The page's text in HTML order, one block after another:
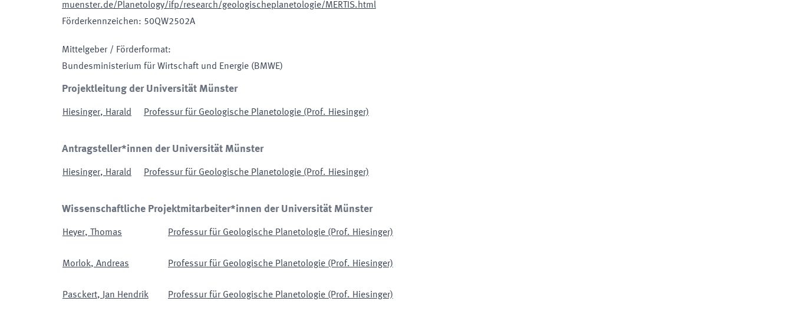
muenster.de/Planetology/ifp/research/geologischeplanetologie/MERTIS.html
Förderkennzeichen: 50QW2502A
Mittelgeber / Förderformat:
Bundesministerium für Wirtschaft und Energie (BMWE)
Projektleitung der Universität Münster
Hiesinger, Harald Professur für Geologische Planetologie (Prof. Hiesinger)
Antragsteller*innen der Universität Münster
Hiesinger, Harald Professur für Geologische Planetologie (Prof. Hiesinger)
Wissenschaftliche Projektmitarbeiter*innen der Universität Münster
Heyer, Thomas Professur für Geologische Planetologie (Prof. Hiesinger)
Morlok, Andreas Professur für Geologische Planetologie (Prof. Hiesinger)
Pasckert, Jan Hendrik Professur für Geologische Planetologie (Prof. Hiesinger)